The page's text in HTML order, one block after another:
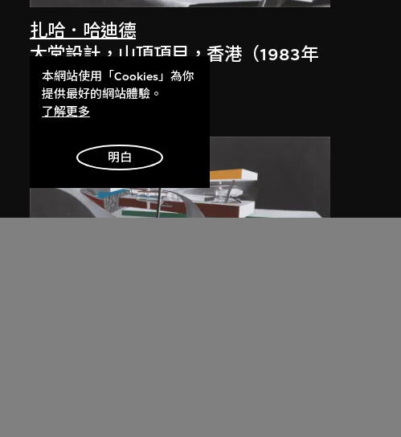
扎哈．哈迪德
大堂設計，山頂項目，香港（1983年
競賽）
1983/2012
本網站使用「Cookies」為你
提供最好的網站體驗。
了解更多
明白